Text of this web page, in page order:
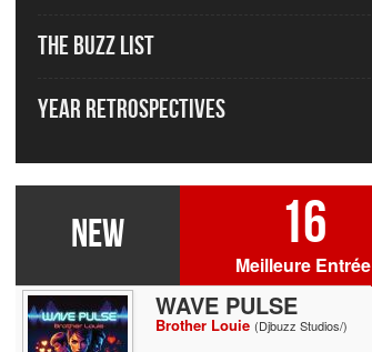
The Buzz List
Year Retrospectives
NEW 16
Meilleure Entrée
WAVE PULSE
Brother Louie (Djbuzz Studios/)